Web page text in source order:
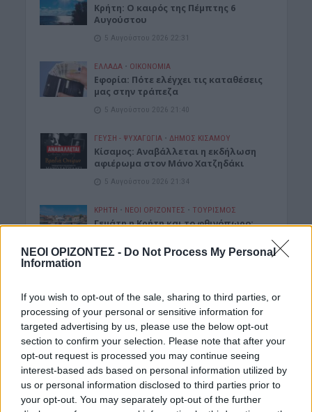
ΝΕΟΙ ΟΡΙΖΟΝΤΕΣ - Do Not Process My Personal
Information
If you wish to opt-out of the sale, sharing to third parties, or
processing of your personal or sensitive information for
targeted advertising by us, please use the below opt-out
section to confirm your selection. Please note that after your
opt-out request is processed you may continue seeing
interest-based ads based on personal information utilized by
us or personal information disclosed to third parties prior to
your opt-out. You may separately opt-out of the further
Κρήτη: Ο καιρός της Πέμπτης 6
Αυγούστου
5 Αυγούστου 2026 22:31
ΕΛΛΑΔΑ • ΟΙΚΟΝΟΜΙΑ
Εφορία: Πότε ελέγχει τις καταθέσεις
μας στην τράπεζα
5 Αυγούστου 2026 21:40
ΓΕΎΣΗ - ΨΥΧΑΓΩΓΊΑ • ΔΉΜΟΣ ΚΙΣΆΜΟΥ
Κίσαμος: Αναβάλλεται η εκδήλωση
αφιέρωμα στον Μάνο Χατζηδάκι
5 Αυγούστου 2026 21:34
ΚΡΗΤΗ • ΝΕΟΙ ΟΡΙΖΟΝΤΕΣ • ΤΟΥΡΙΣΜΟΣ
Γεμάτη η Κρήτη και το φθινόπωρο:
στοίχημα η επέκταση της σεζόν
ΔΉΜΟΣ ΚΙΣΆΜΟΥ • ΕΚΔΡΟΜΈΣ - ΤΑΞΊΔΙΑ
Kισαμίτικες παραλίες: Παλιό
Τελωνείο Καστελλίου
5 Αυγούστου 2026 17:06
ΚΡΗΤΗ ΝΕΟΙ ΟΡΙΖΟΝΤΕΣ
Kρήτη: Αγωνία για την επόμενη μέρα
στο Κτηματολόγιο – «Χωρίς
παράταση, χιλιάδες πολίτες θα